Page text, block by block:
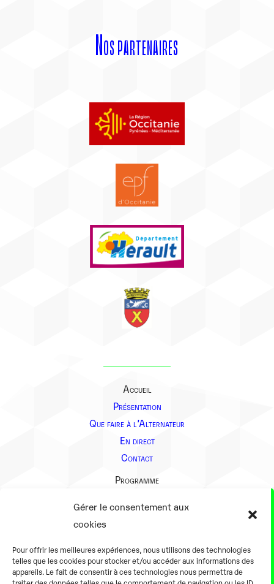
Gérer le consentement aux
cookies
Pour offrir les meilleures expériences, nous utilisons des technologies
telles que les cookies pour stocker et/ou accéder aux informations des
appareils. Le fait de consentir à ces technologies nous permettra de
Nos partenaires
Accueil
Présentation
Que faire à l’Alternateur
En direct
Contact
Programme
Présentation
En pratique
Tarifs et horaires